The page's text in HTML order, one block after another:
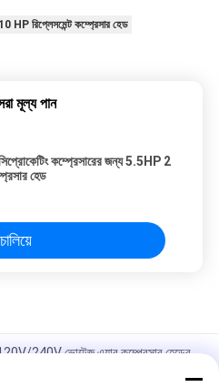
10 HP রিপ্লেসমেন্ট কম্প্রেসার হেড
মূল্য পান
কম্প্রেসারের জন্য 5.5HP 2
হেড
চালিয়ে
120V/240V ভোল্টেজ এয়ার কম্প্রেসার হেডের